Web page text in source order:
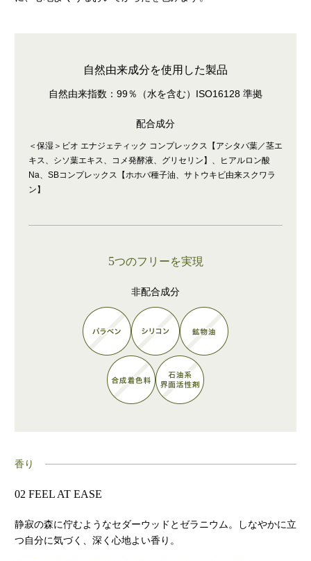
自然由来成分を使用した製品
自然由来指数：99％（水を含む）ISO16128 準拠
配合成分
＜保湿＞ビオ エナジェティック コンプレックス【アシタバ葉／茎エ
キス、シソ葉エキス、コメ発酵液、グリセリン】、ヒアルロン酸
Na、SBコンプレックス【ホホバ種子油、サトウキビ由来スクワラ
ン】
5つのフリーを実現
非配合成分
香り
02 FEEL AT EASE
静寂の森に佇むようなセダーウッドとゼラニウム。しなやかに立
つ自分に気づく、深く心地よい香り。